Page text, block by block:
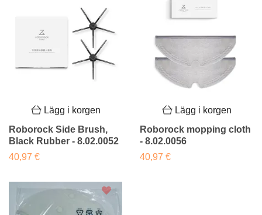
Lägg i korgen
Roborock Side Brush,
Black Rubber - 8.02.0052
40,97 €
Lägg i korgen
Roborock mopping cloth
- 8.02.0056
40,97 €